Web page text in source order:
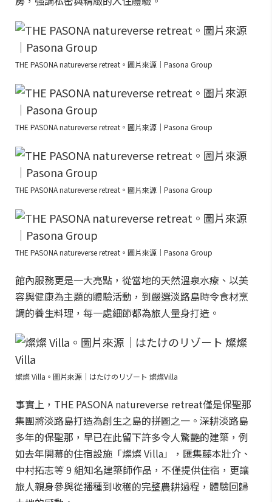
THE PASONA natureverse retreat。圖片來源｜Pasona Group
THE PASONA natureverse retreat。圖片來源｜Pasona Group
THE PASONA natureverse retreat。圖片來源｜Pasona Group
THE PASONA natureverse retreat。圖片來源｜Pasona Group
館內服務更是一大亮點，從當地的天然溫泉水療、以美
容與健康為主題的體驗活動，到嚴選淡路島時令食材烹
調的養生料理，每一處細節都為旅人量身打造。
燦燦 Villa。圖片來源｜はたけのリゾート 燦燦Villa
事實上，THE PASONA natureverse retreat僅是保聖那
集團將淡路島打造為創生之島的拼圖之一。深耕淡路島
多年的保聖那，早已在此留下許多令人驚艷的建築，例
如去年開幕的住宿設施「燦燦 Villa」，匯集藤本壯介、
中村拓志等 9 組知名建築師作品，不僅提供住宿，更讓
旅人親身參與從播種到收穫的完整農耕過程，體驗回歸